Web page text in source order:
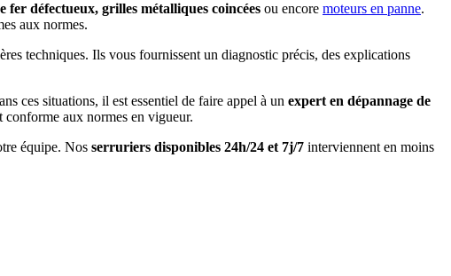
défectueux, grilles métalliques coincées ou encore moteurs en panne.
aux normes.
techniques. Ils vous fournissent un diagnostic précis, des explications
ces situations, il est essentiel de faire appel à un expert en dépannage de
conforme aux normes en vigueur.
équipe. Nos serruriers disponibles 24h/24 et 7j/7 interviennent en moins